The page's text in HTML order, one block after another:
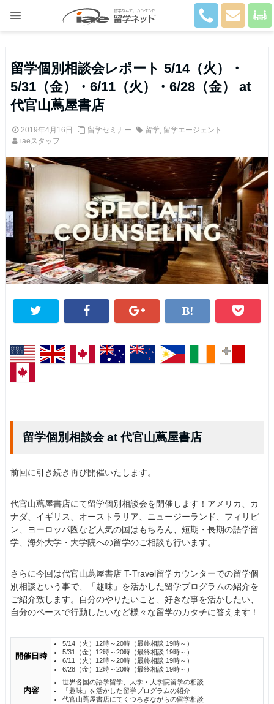
留学個別相談会レポート 5/14（火）・
5/31（金）・6/11（火）・6/28（金） at
代官山蔦屋書店
2019年4月16日 留学セミナー 留学, 留学エージェント
iaeスタッフ
留学個別相談会 at 代官山蔦屋書店
前回に引き続き 再び開催いたします。
代官山蔦屋書店にて留学個別相談会を開催します！アメリカ、カ
ナダ、イギリス、オーストラリア、ニュージーランド、フィリピ
ン、ヨーロッパ圏など人気の国はもちろん、短期・長期の語学留
学、海外大学・大学院への留学のご相談も行います。
さらに今回は代官山蔦屋書店 T-Travel留学カウンターでの留学個
別相談という事で、「趣味」を活かした留学プログラムの紹介を
ご紹介致します。自分のやりたいこと、好きな事を活かしたい、
自分のペースで行動したいなど様々な留学のカタチに答えます！
開催日時
5/14（火）12時～20時（最終相談:19時～）
5/31（金）12時～20時（最終相談:19時～）
6/11（火）12時～20時（最終相談:19時～）
6/28（金）12時～20時（最終相談:19時～）
内容
世界各国の語学留学、大学・大学院留学の相談
「趣味」を活かした留学プログラムの紹介
代官山蔦屋書店にてくつろぎながらの留学相談